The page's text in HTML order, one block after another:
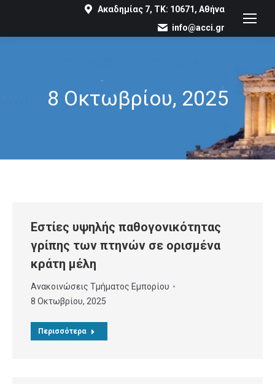
Ακαδημίας 7, ΤΚ: 10671, Αθήνα
info@acci.gr
8 Οκτωβρίου, 2025
You are here:
Εστίες υψηλής παθογονικότητας
γρίπης των πτηνών σε ορισμένα
κράτη μέλη
Ανακοινώσεις Τμήματος Εμπορίου
8 Οκτωβρίου, 2025
Περισσότερα